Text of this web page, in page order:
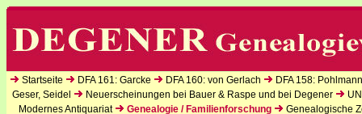
Startseite DFA 161: Garcke DFA 160: von Gerlach
DFA 158:
Geser, Seidel
Neuerscheinungen bei Bauer & Raspe und bei Degener
Modernes Antiquariat
Genealogie / Familienforschung
Genealogische